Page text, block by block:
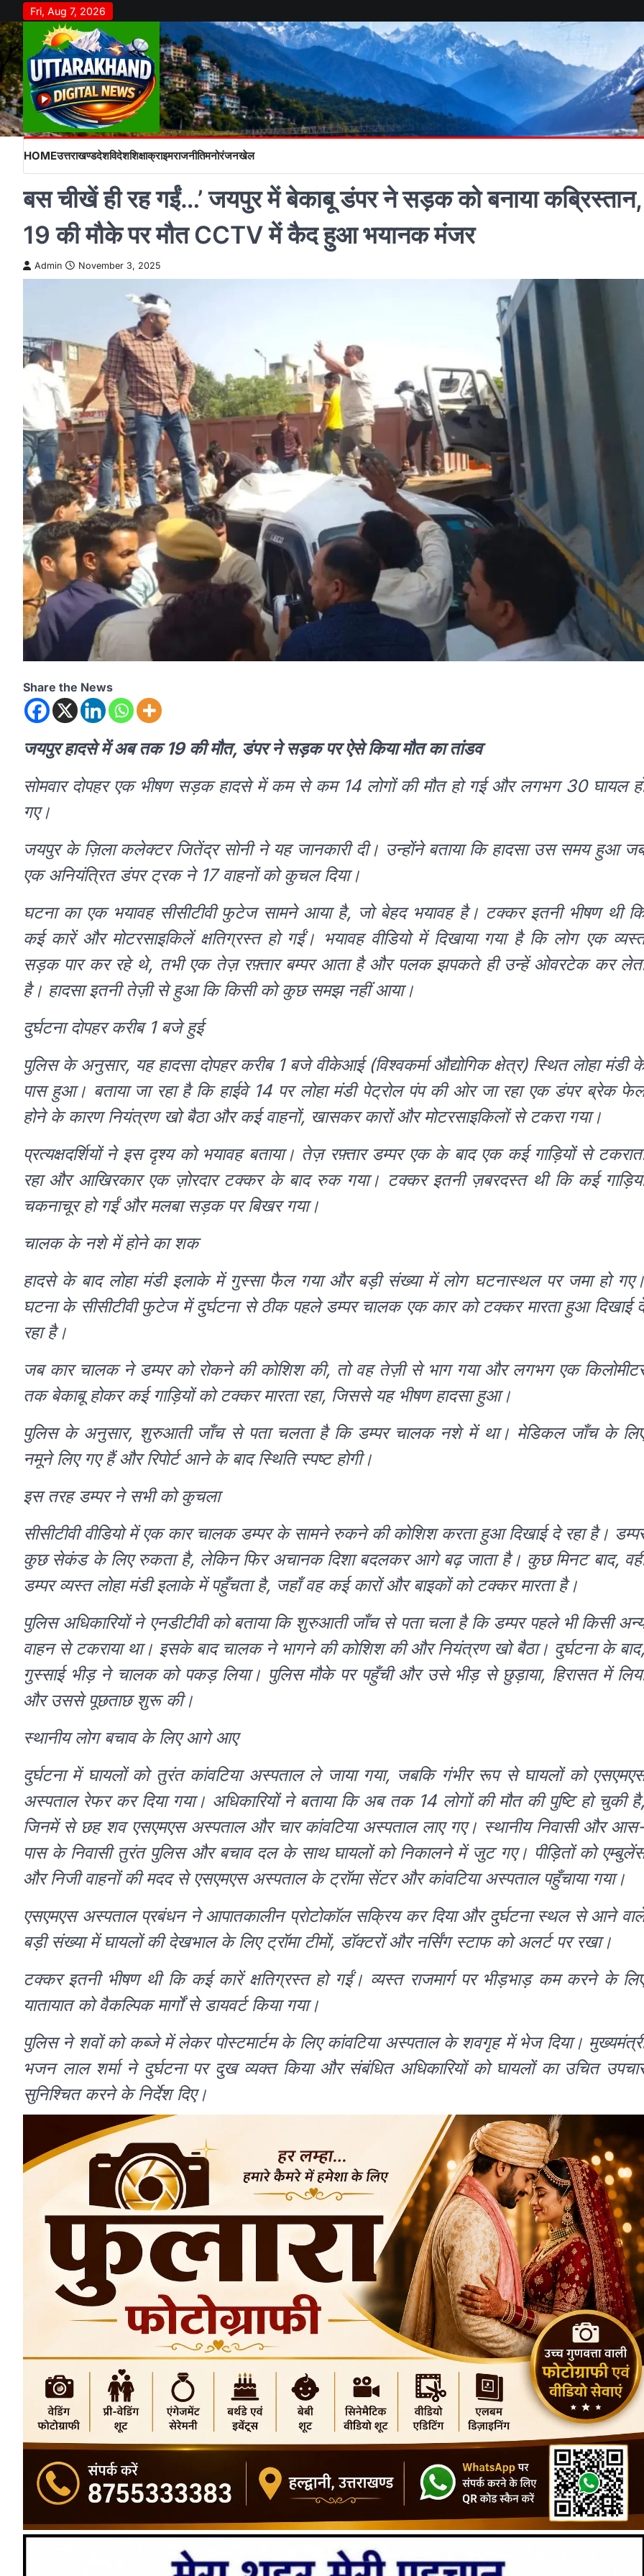
to
content
Fri, Aug 7, 2026
HOMEउत्तराखण्डदेशविदेशशिक्षाक्राइमराजनीतिमनोरंजनखेल
बस चीखें ही रह गईं…’ जयपुर में बेकाबू डंपर ने सड़क को बनाया कब्रिस्तान,
19 की मौके पर मौत CCTV में कैद हुआ भयानक मंजर
Admin November 3, 2025
Share the News
जयपुर हादसे में अब तक 19 की मौत, डंपर ने सड़क पर ऐसे किया मौत का तांडव
सोमवार दोपहर एक भीषण सड़क हादसे में कम से कम 14 लोगों की मौत हो गई और लगभग 30 घायल
गए।
जयपुर के ज़िला कलेक्टर जितेंद्र सोनी ने यह जानकारी दी। उन्होंने बताया कि हादसा उस समय हुआ
एक अनियंत्रित डंपर ट्रक ने 17 वाहनों को कुचल दिया।
घटना का एक भयावह सीसीटीवी फुटेज सामने आया है, जो बेहद भयावह है। टक्कर इतनी भीषण थी
कई कारें और मोटरसाइकिलें क्षतिग्रस्त हो गईं। भयावह वीडियो में दिखाया गया है कि लोग एक
सड़क पार कर रहे थे, तभी एक तेज़ रफ़्तार बम्पर आता है और पलक झपकते ही उन्हें ओवरटेक कर
है। हादसा इतनी तेज़ी से हुआ कि किसी को कुछ समझ नहीं आया।
दुर्घटना दोपहर करीब 1 बजे हुई
पुलिस के अनुसार, यह हादसा दोपहर करीब 1 बजे वीकेआई (विश्वकर्मा औद्योगिक क्षेत्र) स्थित लोहा मंडी
पास हुआ। बताया जा रहा है कि हाईवे 14 पर लोहा मंडी पेट्रोल पंप की ओर जा रहा एक डंपर ब्रेक
होने के कारण नियंत्रण खो बैठा और कई वाहनों, खासकर कारों और मोटरसाइकिलों से टकरा गया।
प्रत्यक्षदर्शियों ने इस दृश्य को भयावह बताया। तेज़ रफ़्तार डम्पर एक के बाद एक कई गाड़ियों से
रहा और आखिरकार एक ज़ोरदार टक्कर के बाद रुक गया। टक्कर इतनी ज़बरदस्त थी कि कई
चकनाचूर हो गईं और मलबा सड़क पर बिखर गया।
चालक के नशे में होने का शक
हादसे के बाद लोहा मंडी इलाके में गुस्सा फैल गया और बड़ी संख्या में लोग घटनास्थल पर जमा हो गए।
घटना के सीसीटीवी फुटेज में दुर्घटना से ठीक पहले डम्पर चालक एक कार को टक्कर मारता हुआ दिखाई
रहा है।
जब कार चालक ने डम्पर को रोकने की कोशिश की, तो वह तेज़ी से भाग गया और लगभग एक
तक बेकाबू होकर कई गाड़ियों को टक्कर मारता रहा, जिससे यह भीषण हादसा हुआ।
पुलिस के अनुसार, शुरुआती जाँच से पता चलता है कि डम्पर चालक नशे में था। मेडिकल जाँच के
नमूने लिए गए हैं और रिपोर्ट आने के बाद स्थिति स्पष्ट होगी।
इस तरह डम्पर ने सभी को कुचला
सीसीटीवी वीडियो में एक कार चालक डम्पर के सामने रुकने की कोशिश करता हुआ दिखाई दे रहा है।
कुछ सेकंड के लिए रुकता है, लेकिन फिर अचानक दिशा बदलकर आगे बढ़ जाता है। कुछ मिनट बाद,
डम्पर व्यस्त लोहा मंडी इलाके में पहुँचता है, जहाँ वह कई कारों और बाइकों को टक्कर मारता है।
पुलिस अधिकारियों ने एनडीटीवी को बताया कि शुरुआती जाँच से पता चला है कि डम्पर पहले भी किसी
वाहन से टकराया था। इसके बाद चालक ने भागने की कोशिश की और नियंत्रण खो बैठा। दुर्घटना के बाद,
गुस्साई भीड़ ने चालक को पकड़ लिया। पुलिस मौके पर पहुँची और उसे भीड़ से छुड़ाया, हिरासत में
और उससे पूछताछ शुरू की।
स्थानीय लोग बचाव के लिए आगे आए
दुर्घटना में घायलों को तुरंत कांवटिया अस्पताल ले जाया गया, जबकि गंभीर रूप से घायलों को
अस्पताल रेफर कर दिया गया। अधिकारियों ने बताया कि अब तक 14 लोगों की मौत की पुष्टि हो चुकी है,
जिनमें से छह शव एसएमएस अस्पताल और चार कांवटिया अस्पताल लाए गए। स्थानीय निवासी और
पास के निवासी तुरंत पुलिस और बचाव दल के साथ घायलों को निकालने में जुट गए। पीड़ितों को
और निजी वाहनों की मदद से एसएमएस अस्पताल के ट्रॉमा सेंटर और कांवटिया अस्पताल पहुँचाया गया।
एसएमएस अस्पताल प्रबंधन ने आपातकालीन प्रोटोकॉल सक्रिय कर दिया और दुर्घटना स्थल से आने
बड़ी संख्या में घायलों की देखभाल के लिए ट्रॉमा टीमों, डॉक्टरों और नर्सिंग स्टाफ को अलर्ट पर रखा।
टक्कर इतनी भीषण थी कि कई कारें क्षतिग्रस्त हो गईं। व्यस्त राजमार्ग पर भीड़भाड़ कम करने के
यातायात को वैकल्पिक मार्गों से डायवर्ट किया गया।
पुलिस ने शवों को कब्जे में लेकर पोस्टमार्टम के लिए कांवटिया अस्पताल के शवगृह में भेज दिया।
भजन लाल शर्मा ने दुर्घटना पर दुख व्यक्त किया और संबंधित अधिकारियों को घायलों का उचित
सुनिश्चित करने के निर्देश दिए।